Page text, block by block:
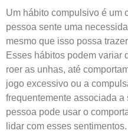
Um hábito compulsivo é um
pessoa sente uma
mesmo que isso possa
Esses hábitos podem variar
roer as unhas, até
jogo excessivo ou a
frequentemente associada
pessoa pode usar o
lidar com esses sentimentos.